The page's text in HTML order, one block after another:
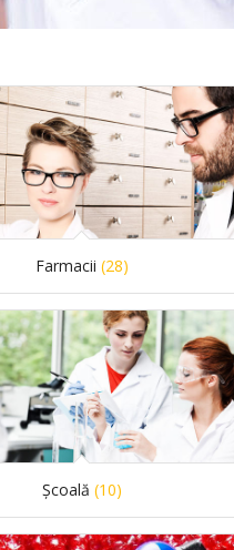
Farmacii (28)
Școală (10)